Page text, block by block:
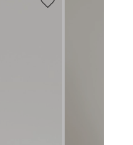
Auf die Wunschliste